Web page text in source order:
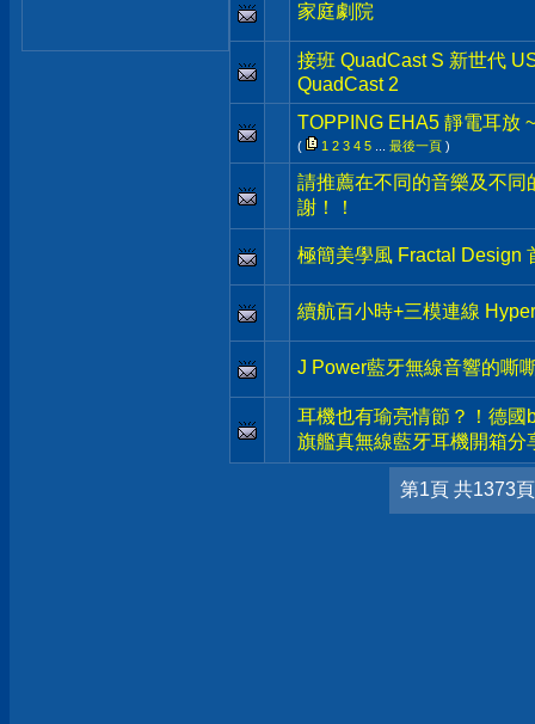
家庭劇院
接班 QuadCast S 新世代
QuadCast 2
TOPPING EHA5 靜電耳放
( 1 2 3 4 5 最後一頁 )
請推薦在不同的音樂及不同
謝！！
極簡美學風 Fractal Design
續航百小時+三模連線
J Power藍牙無線音響的嘶
耳機也有瑜亮情節？！德國
旗艦真無線藍牙耳機開箱分
第1頁 共1373頁